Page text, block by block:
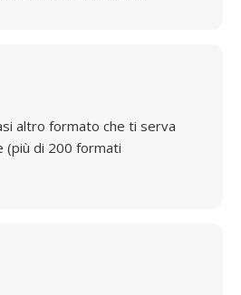
altro formato che ti serva
(più di 200 formati